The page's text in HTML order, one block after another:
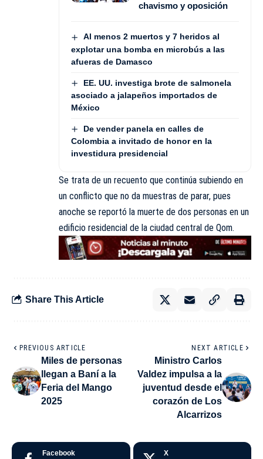
chavismo y oposición
Al menos 2 muertos y 7 heridos al
explotar una bomba en microbús a las
afueras de Damasco
EE. UU. investiga brote de salmonela
asociado a jalapeños importados de
México
De vender panela en calles de
Colombia a invitado de honor en la
investidura presidencial
Se trata de un recuento que continúa subiendo en
un conflicto que no da muestras de parar, pues
anoche se reportó la muerte de dos personas en un
edificio residencial de la ciudad central de Qom.
Share This Article
PREVIOUS ARTICLE
Miles de personas
llegan a Baní a la
Feria del Mango
2025
NEXT ARTICLE
Ministro Carlos
Valdez impulsa a la
juventud desde el
corazón de Los
Alcarrizos
Facebook X